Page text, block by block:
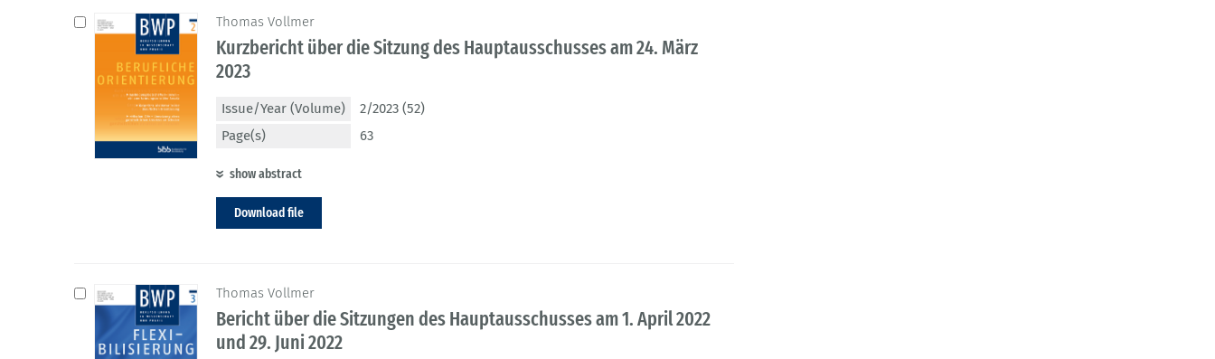
Thomas Vollmer
Kurzbericht über die Sitzung des Hauptausschusses am 24. März
2023
Issue/Year (Volume)
2/2023 (52)
Page(s)
63
show abstract
Download file
Thomas Vollmer
Bericht über die Sitzungen des Hauptausschusses am 1. April 2022
und 29. Juni 2022